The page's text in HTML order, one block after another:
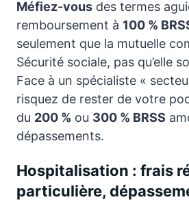
Méfiez-vous des termes
remboursement à 100 %
seulement que la mutuelle
Sécurité sociale, pas qu’elle
Face à un spécialiste «
risquez de rester de votre
du 200 % ou 300 % BRSS
dépassements.
Hospitalisation : frais
particulière,